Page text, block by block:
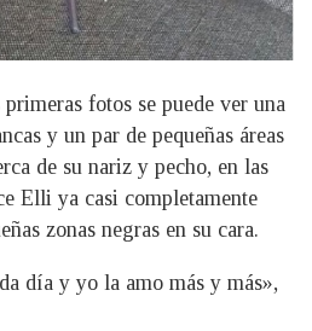
fotos se puede ver una
y un par de pequeñas áreas
de su nariz y pecho, en las
Elli ya casi completamente
zonas negras en su cara.
día y yo la amo más y más»,